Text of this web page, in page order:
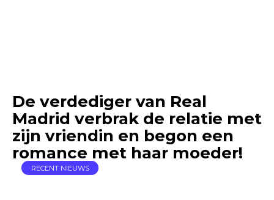
De verdediger van Real
Madrid verbrak de relatie met
zijn vriendin en begon een
romance met haar moeder!
RECENT NIEUWS